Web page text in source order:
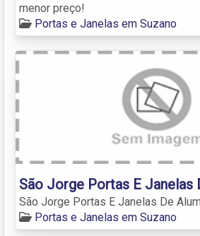
menor preço!
Portas e Janelas em Suzano
São Jorge Portas E Janelas
São Jorge Portas E Janelas De
Portas e Janelas em Suzano